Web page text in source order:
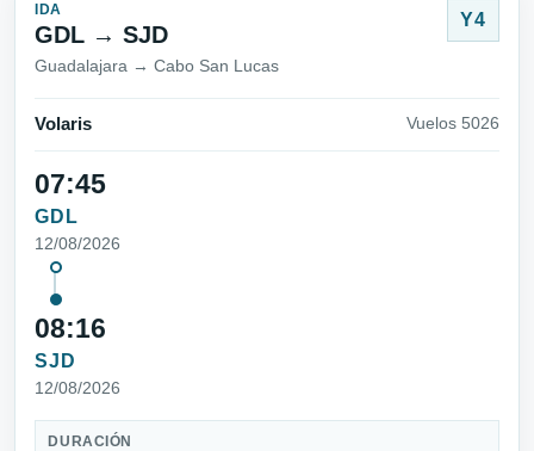
IDA
GDL → SJD
Guadalajara → Cabo San Lucas
Y4
Volaris Vuelos 5026
07:45
GDL
12/08/2026
08:16
SJD
12/08/2026
DURACIÓN